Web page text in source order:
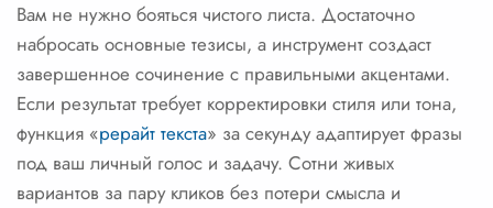
Вам не нужно бояться чистого листа. Достаточно
набросать основные тезисы, а инструмент создаст
завершенное сочинение с правильными акцентами.
Если результат требует корректировки стиля или тона,
функция «рерайт текста» за секунду адаптирует фразы
под ваш личный голос и задачу. Сотни живых
вариантов за пару кликов без потери смысла и